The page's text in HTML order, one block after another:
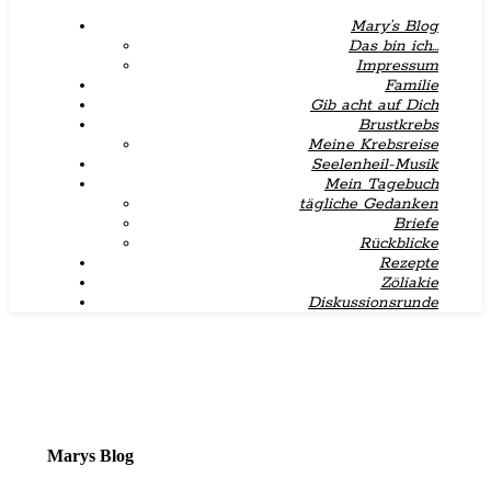
Mary’s Blog
Das bin ich…
Impressum
Familie
Gib acht auf Dich
Brustkrebs
Meine Krebsreise
Seelenheil-Musik
Mein Tagebuch
tägliche Gedanken
Briefe
Rückblicke
Rezepte
Zöliakie
Diskussionsrunde
Marys Blog